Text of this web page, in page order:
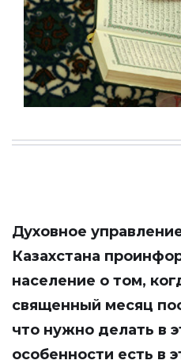
Духовное
Казахстана
население о том,
священный месяц
что нужно делать в
особенности есть в